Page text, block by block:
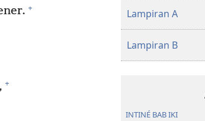
+
+
Lampiran A
Lampiran B
INTINÉ BAB IKI